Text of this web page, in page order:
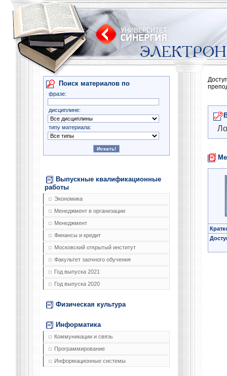
Поиск материалов по
фразе:
дисциплине:
типу материала:
Выпускные квалификационные
работы
Экономика
Менеджмент в организации
Менеджмент
Финансы и кредит
Московский открытый институт
Факультет заочного обучения
Год выпуска 2021
Год выпуска 2020
Физическая культура
Информатика
Коммуникации и связь
Программирование
Информационные системы